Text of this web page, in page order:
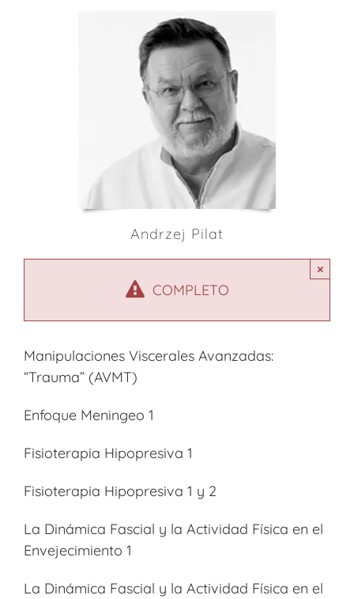
Andrzej Pilat
COMPLETO
×
Manipulaciones Viscerales Avanzadas:
“Trauma” (AVMT)
Enfoque Meningeo 1
Fisioterapia Hipopresiva 1
Fisioterapia Hipopresiva 1 y 2
La Dinámica Fascial y la Actividad Física en el
Envejecimiento 1
La Dinámica Fascial y la Actividad Física en el